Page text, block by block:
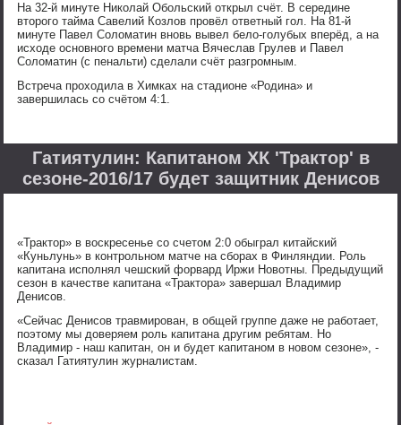
На 32-й минуте Николай Обольский открыл счёт. В середине
второго тайма Савелий Козлов провёл ответный гол. На 81-й
минуте Павел Соломатин вновь вывел бело-голубых вперёд, а на
исходе основного времени матча Вячеслав Грулев и Павел
Соломатин (с пенальти) сделали счёт разгромным.
Встреча проходила в Химках на стадионе «Родина» и
завершилась со счётом 4:1.
Гатиятулин: Капитаном ХК 'Трактор' в
сезоне-2016/17 будет защитник Денисов
«Трактор» в воскресенье со счетом 2:0 обыграл китайский
«Куньлунь» в контрольном матче на сборах в Финляндии. Роль
капитана исполнял чешский форвард Иржи Новотны. Предыдущий
сезон в качестве капитана «Трактора» завершал Владимир
Денисов.
«Сейчас Денисов травмирован, в общей группе даже не работает,
поэтому мы доверяем роль капитана другим ребятам. Но
Владимир - наш капитан, он и будет капитаном в новом сезоне», -
сказал Гатиятулин журналистам.